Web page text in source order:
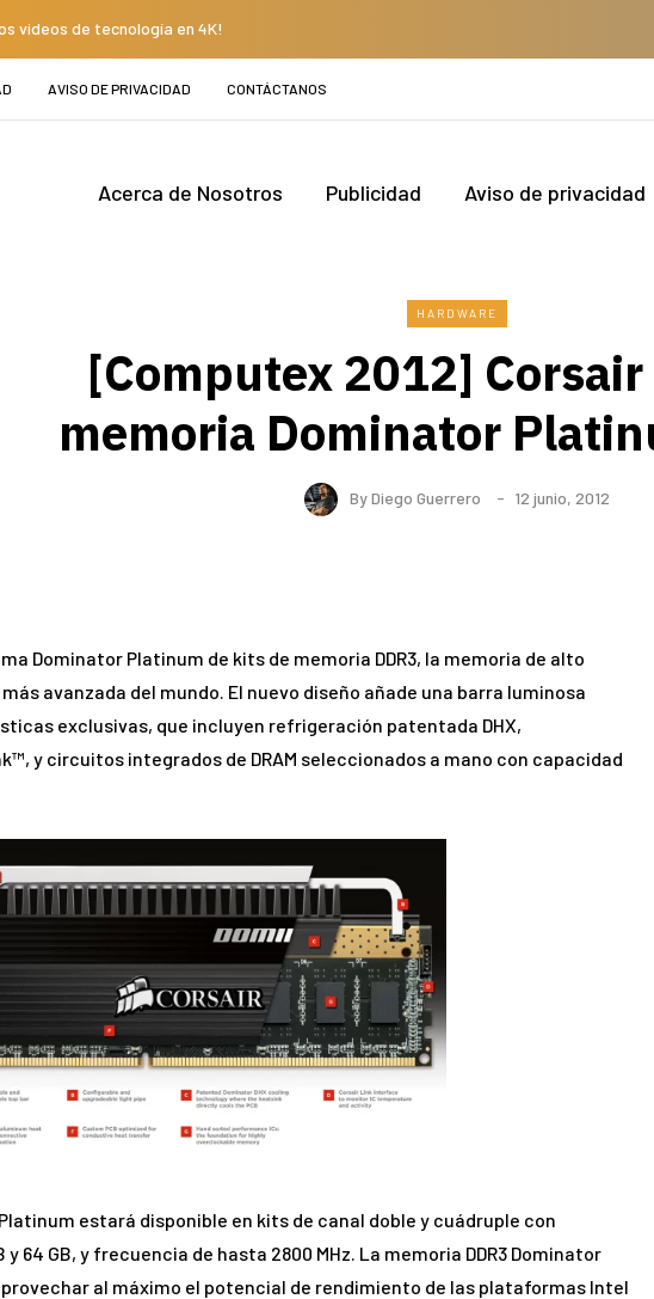
videos de tecnología en 4K!
AVISO DE PRIVACIDAD CONTÁCTANOS
Acerca de Nosotros Publicidad Aviso de privacidad
HARDWARE
[Computex 2012]
memoria Dominator
ByDiego Guerrero 12 junio, 2012
Dominator Platinum de kits de memoria DDR3, la memoria de alto
avanzada del mundo. El nuevo diseño añade una barra luminosa
exclusivas, que incluyen refrigeración patentada DHX,
y circuitos integrados de DRAM seleccionados a mano con capacidad
estará disponible en kits de canal doble y cuádruple con
y 64 GB, y frecuencia de hasta 2800 MHz. La memoria DDR3 Dominator
al máximo el potencial de rendimiento de las plataformas Intel